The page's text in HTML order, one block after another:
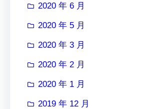
2020 年 6 月
2020 年 5 月
2020 年 3 月
2020 年 2 月
2020 年 1 月
2019 年 12 月